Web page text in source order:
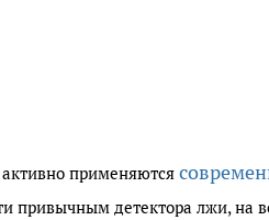
применяются
привычным детектора лжи, на